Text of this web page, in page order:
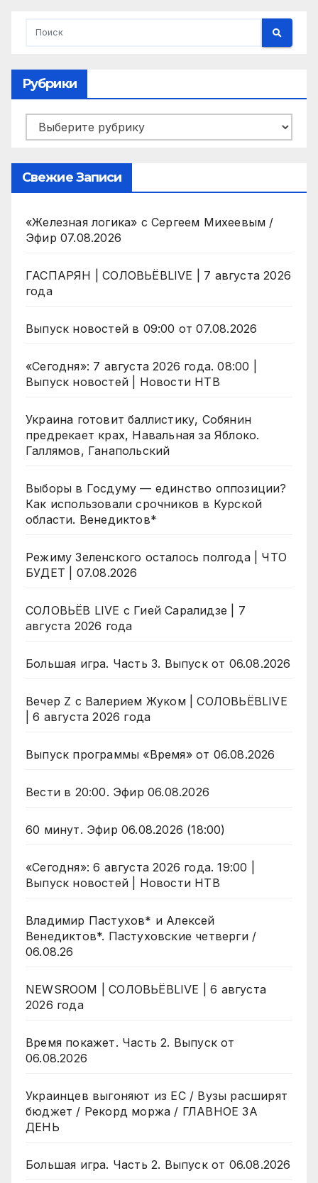
Рубрики
Рубрики
Свежие Записи
«Железная логика» с Сергеем Михеевым /
Эфир 07.08.2026
ГАСПАРЯН | СОЛОВЬЁВLIVE | 7 августа 2026
года
Выпуск новостей в 09:00 от 07.08.2026
«Сегодня»: 7 августа 2026 года. 08:00 |
Выпуск новостей | Новости НТВ
Украина готовит баллистику, Собянин
предрекает крах, Навальная за Яблоко.
Галлямов, Ганапольский
Выборы в Госдуму — единство оппозиции?
Как использовали срочников в Курской
области. Венедиктов*
Режиму Зеленского осталось полгода | ЧТО
БУДЕТ | 07.08.2026
СОЛОВЬЁВ LIVE с Гией Саралидзе | 7
августа 2026 года
Большая игра. Часть 3. Выпуск от 06.08.2026
Вечер Z с Валерием Жуком | СОЛОВЬЁВLIVE
| 6 августа 2026 года
Выпуск программы «Время» от 06.08.2026
Вести в 20:00. Эфир 06.08.2026
60 минут. Эфир 06.08.2026 (18:00)
«Сегодня»: 6 августа 2026 года. 19:00 |
Выпуск новостей | Новости НТВ
Владимир Пастухов* и Алексей
Венедиктов*. Пастуховские четверги /
06.08.26
NEWSROOM | СОЛОВЬЁВLIVE | 6 августа
2026 года
Время покажет. Часть 2. Выпуск от
06.08.2026
Украинцев выгоняют из ЕС / Вузы расширят
бюджет / Рекорд моржа / ГЛАВНОЕ ЗА
ДЕНЬ
Большая игра. Часть 2. Выпуск от 06.08.2026